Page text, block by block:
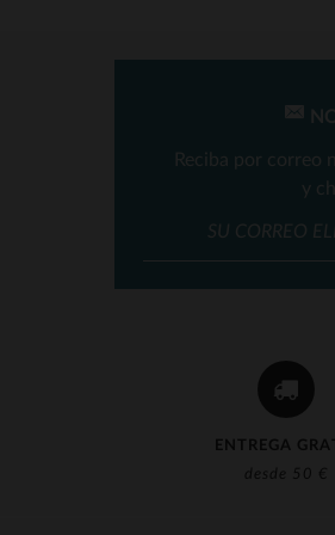
ENTREGA
desde 50 €
Reciba por correo
y